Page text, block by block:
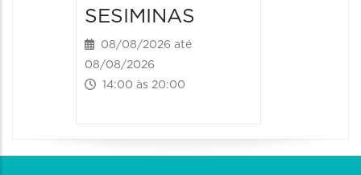
SESIMINAS
08/08/2026 até
08/08/2026
14:00 às 20:00